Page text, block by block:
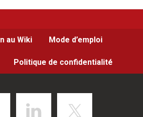
au Wiki Mode d’emploi
Politique de confidentialité